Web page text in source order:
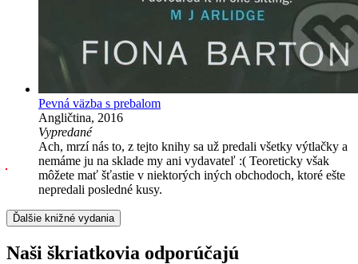
Pevná väzba s prebalom
Angličtina, 2016
Vypredané
Ach, mrzí nás to, z tejto knihy sa už predali všetky výtlačky a
nemáme ju na sklade my ani vydavateľ :( Teoreticky však
môžete mať šťastie v niektorých iných obchodoch, ktoré ešte
nepredali posledné kusy.
Ďalšie knižné vydania
Naši škriatkovia odporúčajú